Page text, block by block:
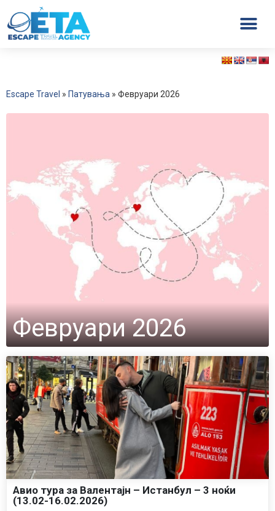
Escape Travel » Патувања » Февруари 2026
Февруари 2026
Авио тура за Валентајн – Истанбул – 3 ноќи
(13.02-16.02.2026)